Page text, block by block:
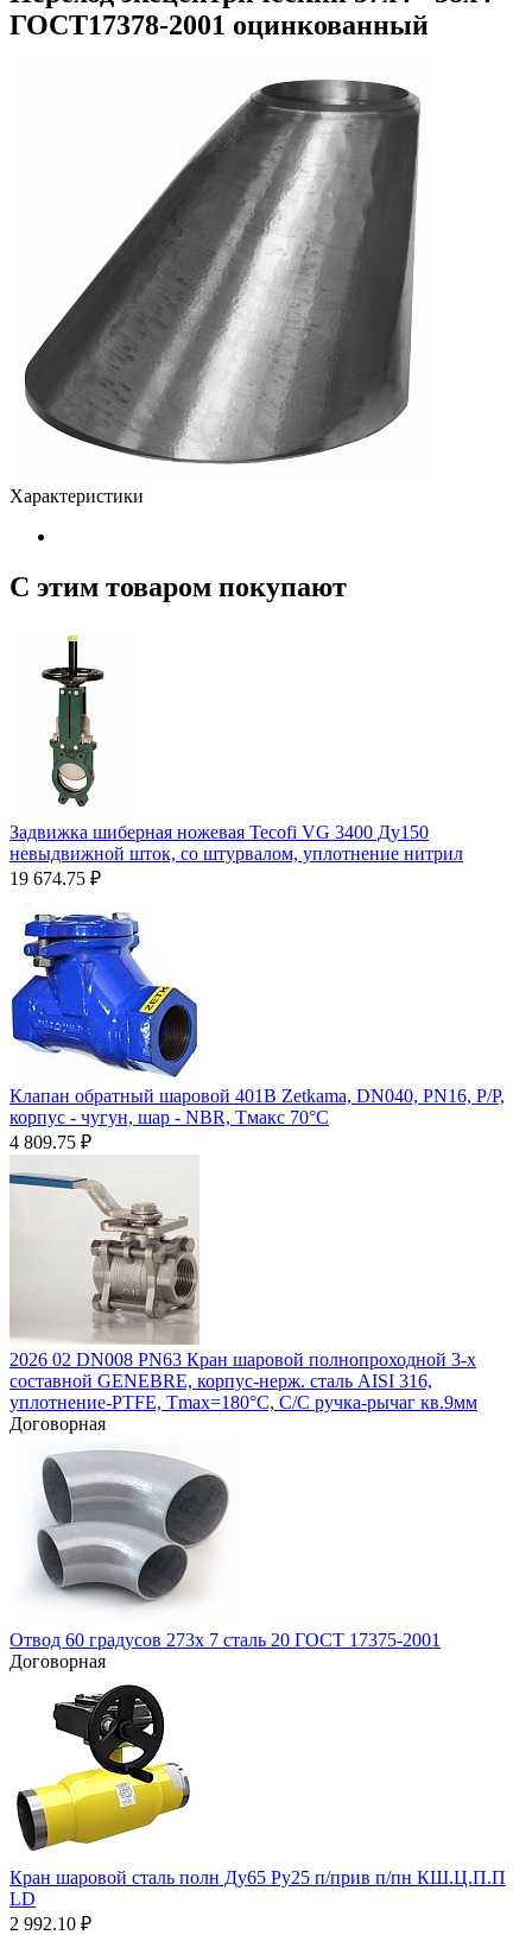
ГОСТ17378-2001 оцинкованный
Характеристики
С этим товаром покупают
Задвижка шиберная ножевая Tecofi VG 3400 Ду150
невыдвижной шток, со штурвалом, уплотнение нитрил
19 674.75 ₽
Клапан обратный шаровой 401B Zetkama, DN040, PN16, Р/Р,
корпус - чугун, шар - NBR, Тмакс 70°C
4 809.75 ₽
2026 02 DN008 PN63 Кран шаровой полнопроходной 3-х
составной GENEBRE, корпус-нерж. сталь AISI 316,
уплотнение-PTFE, Tmax=180°C, С/С ручка-рычаг кв.9мм
Договорная
Отвод 60 градусов 273х 7 сталь 20 ГОСТ 17375-2001
Договорная
Кран шаровой сталь полн Ду65 Ру25 п/прив п/пн КШ.Ц.П.П
LD
2 992.10 ₽